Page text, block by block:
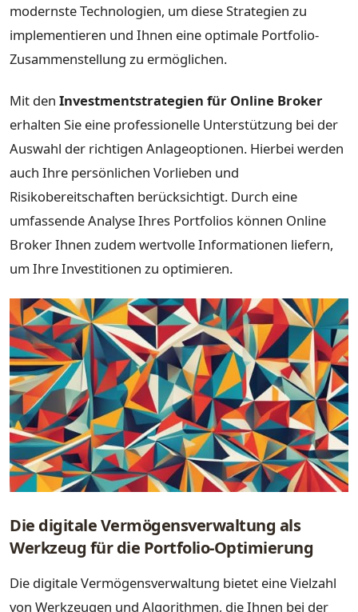
modernste Technologien, um diese Strategien zu
implementieren und Ihnen eine optimale Portfolio-
Zusammenstellung zu ermöglichen.
Mit den Investmentstrategien für Online Broker
erhalten Sie eine professionelle Unterstützung bei der
Auswahl der richtigen Anlageoptionen. Hierbei werden
auch Ihre persönlichen Vorlieben und
Risikobereitschaften berücksichtigt. Durch eine
umfassende Analyse Ihres Portfolios können Online
Broker Ihnen zudem wertvolle Informationen liefern,
um Ihre Investitionen zu optimieren.
Die digitale Vermögensverwaltung als
Werkzeug für die Portfolio-Optimierung
Die digitale Vermögensverwaltung bietet eine Vielzahl
von Werkzeugen und Algorithmen, die Ihnen bei der